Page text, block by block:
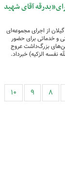
آقای شهید
از اجرای مجموعه‌ای
و خدماتی برای حضور
بزرگ‌داشت عروج
نفسه الزکیه) خبرداد.
۸ ۹ ۱۰